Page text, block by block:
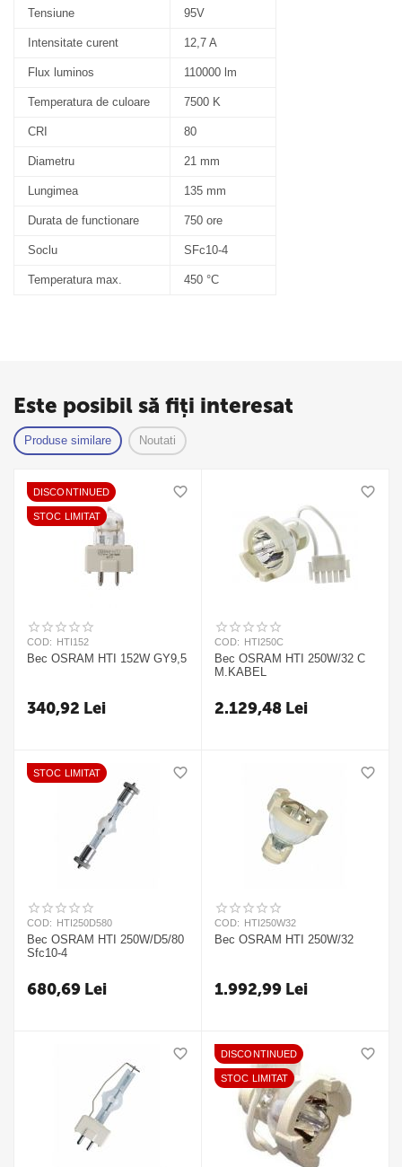
Tensiune 95V
Intensitate curent 12,7 A
Flux luminos 110000 lm
Temperatura de culoare 7500 K
CRI 80
Diametru 21 mm
Lungimea 135 mm
Durata de functionare 750 ore
Soclu SFc10-4
Temperatura max. 450 °C
Este posibil să fiți interesat
Produse similare Noutati
DISCONTINUED
STOC LIMITAT
COD: HTI152
Bec OSRAM HTI 152W GY9,5
340,92 Lei
COD: HTI250C
Bec OSRAM HTI 250W/32 C
M.KABEL
2.129,48 Lei
STOC LIMITAT
COD: HTI250D580
Bec OSRAM HTI 250W/D5/80
Sfc10-4
680,69 Lei
COD: HTI250W32
Bec OSRAM HTI 250W/32
1.992,99 Lei
DISCONTINUED
STOC LIMITAT